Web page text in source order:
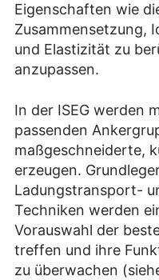
Eigenschaften wie
Zusammensetzung,
und Elastizität zu
anzupassen.
In der ISEG werden
passenden
maßgeschneiderte,
erzeugen.
Ladungstransport-
Techniken werden
Vorauswahl der
treffen und ihre
zu überwachen